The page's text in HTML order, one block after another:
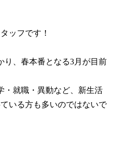
ッフです！
り、春本番となる3月が目前
・就職・異動など、新生活
いる方も多いのではないで